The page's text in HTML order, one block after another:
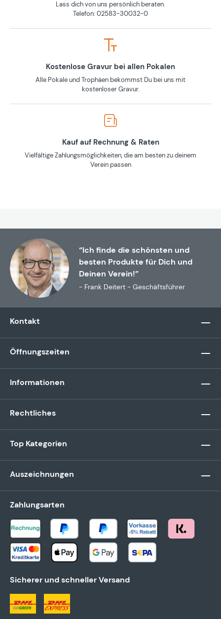
Lass dich von uns persönlich beraten.
Telefon: 02583-30032-0
Kostenlose Gravur bei allen Pokalen
Alle Pokale und Trophäen bekommst Du bei uns mit
kostenloser Gravur.
Kauf auf Rechnung & Raten
Vielfältige Zahlungsmöglichkeiten, die am besten zu deinem
Verein passen
“Ich finde die schönsten und
besten Produkte für Dich und
Deinen Verein!”
- Frank Deitert - Geschäftsführer
Kontakt
Öffnungszeiten
Informationen
Rechtliches
Top Kategorien
Auszeichnungen
Zahlungsarten
Sicherer und schneller Versand